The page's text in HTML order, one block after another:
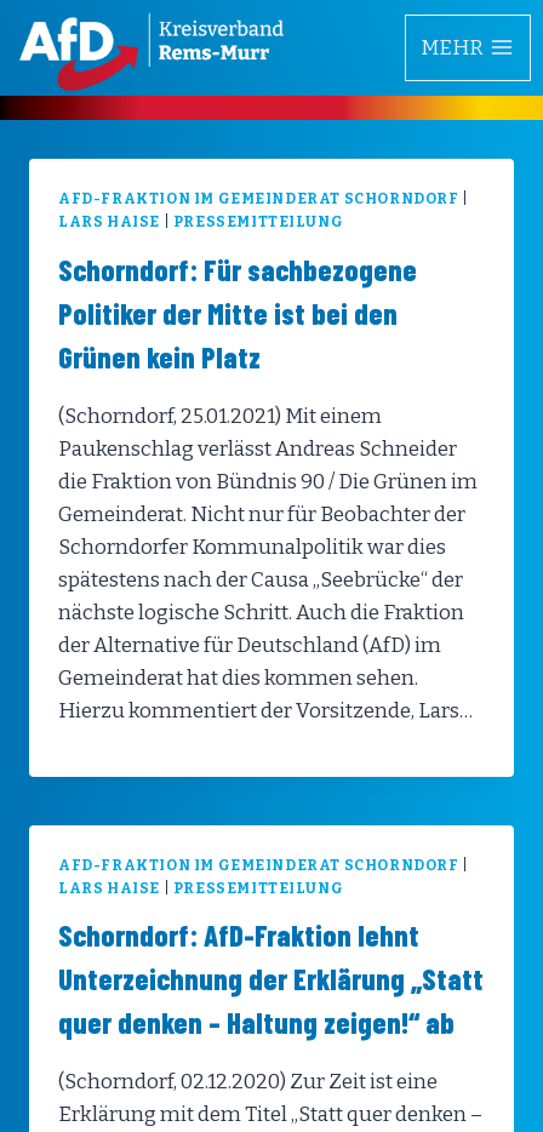
Inhalt
springen
MEHR
AFD-FRAKTION IM GEMEINDERAT SCHORNDORF
LARS HAISE
PRESSEMITTEILUNG
Schorndorf: Für sachbezogene
Politiker der Mitte ist bei den
Grünen kein Platz
(Schorndorf, 25.01.2021) Mit einem
Paukenschlag verlässt Andreas Schneider
die Fraktion von Bündnis 90 / Die Grünen im
Gemeinderat. Nicht nur für Beobachter der
Schorndorfer Kommunalpolitik war dies
spätestens nach der Causa „Seebrücke“ der
nächste logische Schritt. Auch die Fraktion
der Alternative für Deutschland (AfD) im
Gemeinderat hat dies kommen sehen.
Hierzu kommentiert der Vorsitzende, Lars…
AFD-FRAKTION IM GEMEINDERAT SCHORNDORF
LARS HAISE
PRESSEMITTEILUNG
Schorndorf: AfD-Fraktion lehnt
Unterzeichnung der Erklärung „Statt
quer denken – Haltung zeigen!“ ab
(Schorndorf, 02.12.2020) Zur Zeit ist eine
Erklärung mit dem Titel „Statt quer denken –